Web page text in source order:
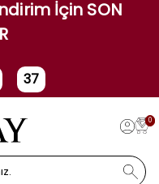
İçin SON
36
0